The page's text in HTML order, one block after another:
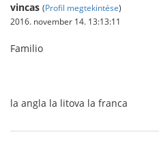
vincas (Profil megtekintése)
2016. november 14. 13:13:11
Familio
la angla la litova la franca